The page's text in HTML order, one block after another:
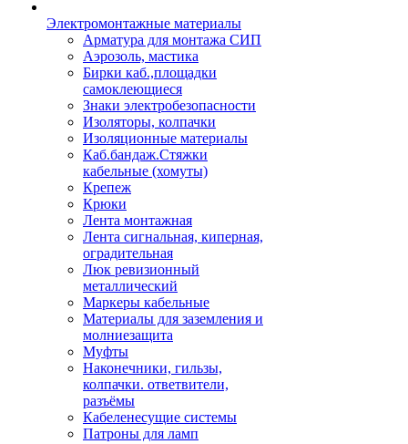
Электромонтажные материалы
Арматура для монтажа СИП
Аэрозоль, мастика
Бирки каб.,площадки
самоклеющиеся
Знаки электробезопасности
Изоляторы, колпачки
Изоляционные материалы
Каб.бандаж.Стяжки
кабельные (хомуты)
Крепеж
Крюки
Лента монтажная
Лента сигнальная, киперная,
оградительная
Люк ревизионный
металлический
Маркеры кабельные
Материалы для заземления и
молниезащита
Муфты
Наконечники, гильзы,
колпачки. ответвители,
разъёмы
Кабеленесущие системы
Патроны для ламп